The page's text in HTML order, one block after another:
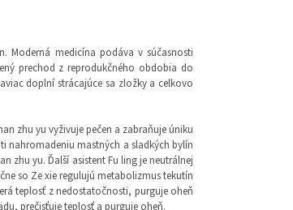
Moderná medicína podáva v súčasnosti
prechod z reprodukčného obdobia do
doplní strácajúce sa zložky a celkovo
zhu yu vyživuje pečen a zabraňuje úniku
nahromadeniu mastných a sladkých bylín
zhu yu. Ďalší asistent Fu ling je neutrálnej
so Ze xie regulujú metabolizmus tekutín
teplosť z nedostatočnosti, purguje oheň
prečisťuje teplosť a purguje oheň.